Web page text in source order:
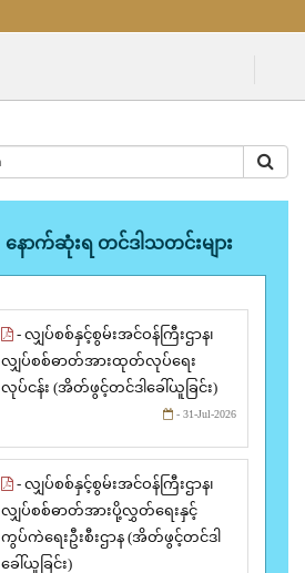
နောက်ဆုံးရ တင်ဒါသတင်းများ
- လျှပ်စစ်နှင့်စွမ်းအင်ဝန်ကြီးဌာန၊
လျှပ်စစ်ဓာတ်အားထုတ်လုပ်ရေး
လုပ်ငန်း (အိတ်ဖွင့်တင်ဒါခေါ်ယူခြင်း)
- 31-Jul-2026
- လျှပ်စစ်နှင့်စွမ်းအင်ဝန်ကြီးဌာန၊
လျှပ်စစ်ဓာတ်အားပို့လွှတ်ရေးနှင့်
ကွပ်ကဲရေးဦးစီးဌာန (အိတ်ဖွင့်တင်ဒါ
ခေါ်ယူခြင်း)